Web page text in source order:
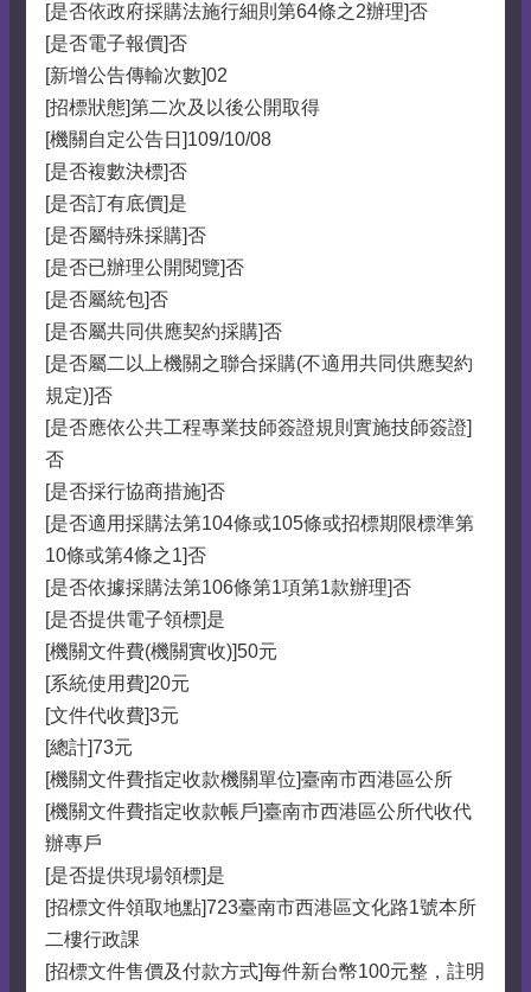
[是否依政府採購法施行細則第64條之2辦理]否
[是否電子報價]否
[新增公告傳輸次數]02
[招標狀態]第二次及以後公開取得
[機關自定公告日]109/10/08
[是否複數決標]否
[是否訂有底價]是
[是否屬特殊採購]否
[是否已辦理公開閱覽]否
[是否屬統包]否
[是否屬共同供應契約採購]否
[是否屬二以上機關之聯合採購(不適用共同供應契約
規定)]否
[是否應依公共工程專業技師簽證規則實施技師簽證]
否
[是否採行協商措施]否
[是否適用採購法第104條或105條或招標期限標準第
10條或第4條之1]否
[是否依據採購法第106條第1項第1款辦理]否
[是否提供電子領標]是
[機關文件費(機關實收)]50元
[系統使用費]20元
[文件代收費]3元
[總計]73元
[機關文件費指定收款機關單位]臺南市西港區公所
[機關文件費指定收款帳戶]臺南市西港區公所代收代
辦專戶
[是否提供現場領標]是
[招標文件領取地點]723臺南市西港區文化路1號本所
二樓行政課
[招標文件售價及付款方式]每件新台幣100元整，註明